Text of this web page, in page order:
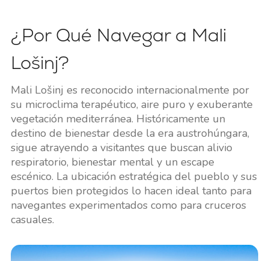
¿Por Qué Navegar a Mali
Lošinj?
Mali Lošinj es reconocido internacionalmente por
su microclima terapéutico, aire puro y exuberante
vegetación mediterránea. Históricamente un
destino de bienestar desde la era austrohúngara,
sigue atrayendo a visitantes que buscan alivio
respiratorio, bienestar mental y un escape
escénico. La ubicación estratégica del pueblo y sus
puertos bien protegidos lo hacen ideal tanto para
navegantes experimentados como para cruceros
casuales.